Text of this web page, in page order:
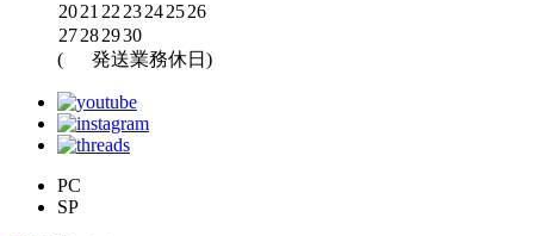
2021 22 23242526
27282930
(
発送業務休日)
PC
SP